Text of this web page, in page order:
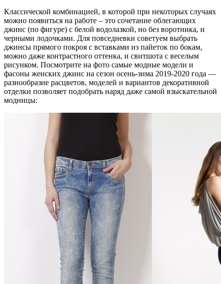
Классической комбинацией, в которой при некоторых случаях
можно появиться на работе – это сочетание облегающих
джинс (по фигуре) с белой водолазкой, но без воротника, и
черными лодочками. Для повседневки советуем выбрать
джинсы прямого покроя с вставками из пайеток по бокам,
можно даже контрастного оттенка, и свитшота с веселым
рисунком. Посмотрите на фото самые модные модели и
фасоны женских джинс на сезон осень-зима 2019-2020 года —
разнообразие расцветов, моделей и вариантов декоративной
отделки позволяет подобрать наряд даже самой взыскательной
модницы: